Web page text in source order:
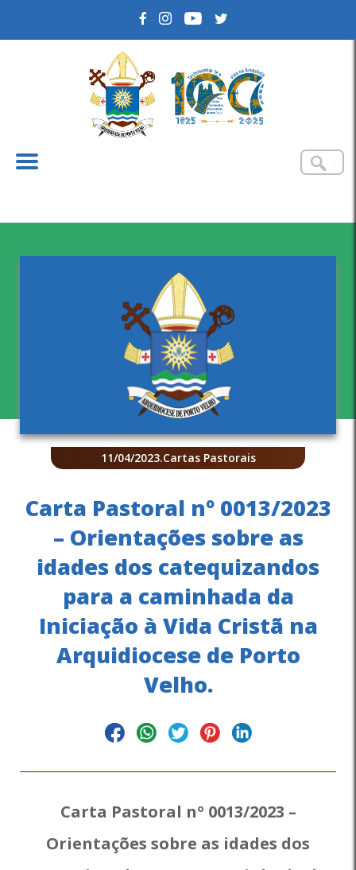
11/04/2023.Cartas Pastorais
Carta Pastoral nº 0013/2023
– Orientações sobre as
idades dos catequizandos
para a caminhada da
Iniciação à Vida Cristã na
Arquidiocese de Porto
Velho.
Carta Pastoral nº 0013/2023 –
Orientações sobre as idades dos